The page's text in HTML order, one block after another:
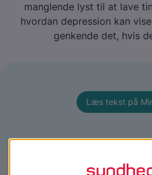
manglende lyst til at lave
hvordan depression kan
genkende det, hvis
Læs tekst på